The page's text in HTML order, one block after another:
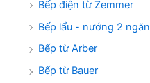
Bếp điện từ Zemmer
Bếp lẩu - nướng 2 ngăn
Bếp từ Arber
Bếp từ Bauer